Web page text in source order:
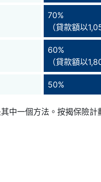
70%
（貸款額以
60%
（貸款額以
50%
中一個方法。按揭保險計